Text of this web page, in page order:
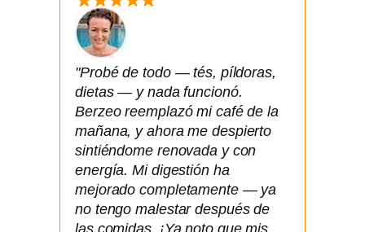
"Probé de todo — tés, píldoras,
dietas — y nada funcionó.
Berzeo reemplazó mi café de la
mañana, y ahora me despierto
sintiéndome renovada y con
energía. Mi digestión ha
mejorado completamente — ya
no tengo malestar después de
las comidas. ¡Ya noto que mis